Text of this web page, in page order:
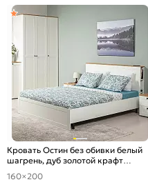
Кровать Остин без обивки белый
шагрень, дуб золотой крафт
1600x2000, изголовье жесткое
160×200